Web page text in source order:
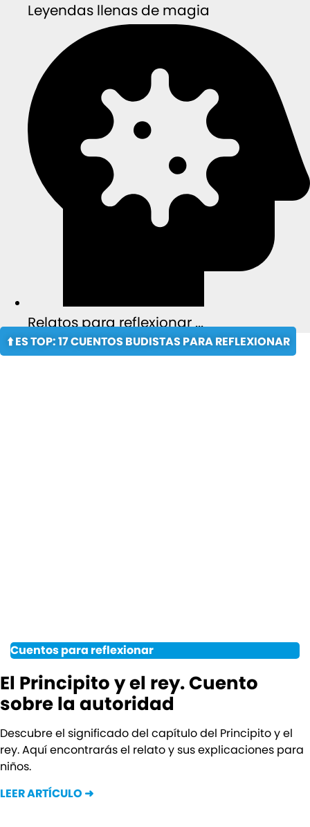
Leyendas llenas de magia
Relatos para reflexionar ...
⬆️ ES TOP: 17 CUENTOS BUDISTAS PARA REFLEXIONAR
Cuentos para reflexionar
El Principito y el rey. Cuento
sobre la autoridad
Descubre el significado del capítulo del Principito y el
rey. Aquí encontrarás el relato y sus explicaciones para
niños.
LEER ARTÍCULO ➜